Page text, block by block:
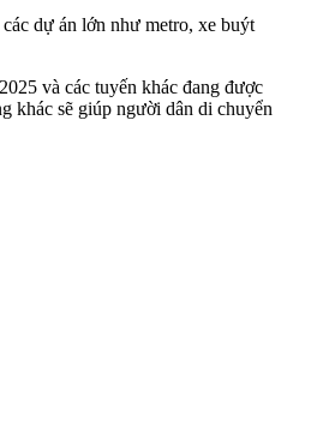
dự án lớn như metro, xe buýt
và các tuyến khác đang được
khác sẽ giúp người dân di chuyển